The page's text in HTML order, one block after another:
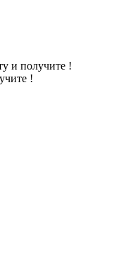
и получите !
!